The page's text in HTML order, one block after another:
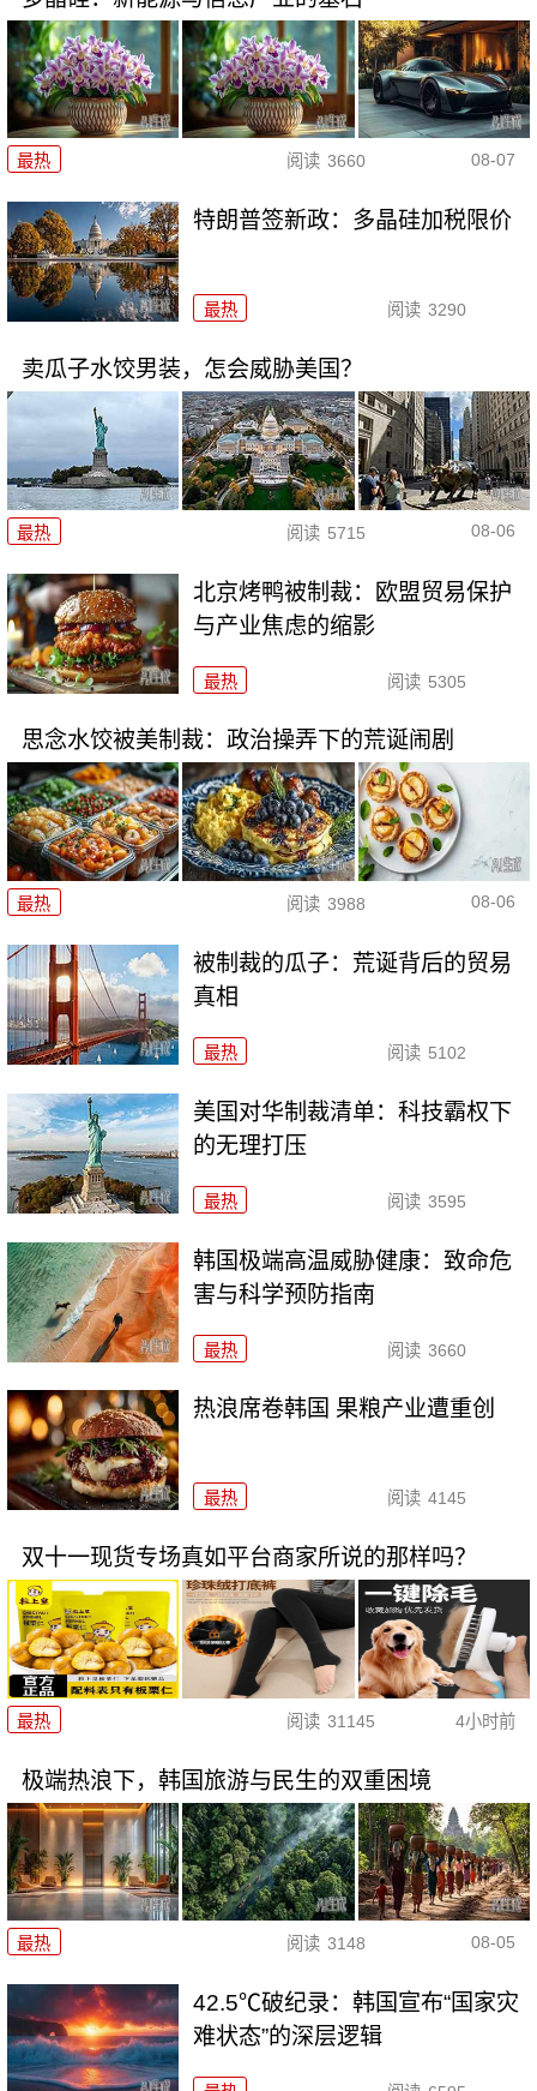
最热 阅读 3660 08-07
特朗普签新政：多晶硅加税限价
最热 阅读 3290
卖瓜子水饺男装，怎会威胁美国？
最热 阅读 5715 08-06
北京烤鸭被制裁：欧盟贸易保护
与产业焦虑的缩影
最热 阅读 5305
思念水饺被美制裁：政治操弄下的荒诞闹剧
最热 阅读 3988 08-06
被制裁的瓜子：荒诞背后的贸易
真相
最热 阅读 5102
美国对华制裁清单：科技霸权下
的无理打压
最热 阅读 3595
韩国极端高温威胁健康：致命危
害与科学预防指南
最热 阅读 3660
热浪席卷韩国 果粮产业遭重创
最热 阅读 4145
双十一现货专场真如平台商家所说的那样吗？
最热 阅读 31145 4小时前
极端热浪下，韩国旅游与民生的双重困境
最热 阅读 3148 08-05
42.5℃破纪录：韩国宣布“国家灾
难状态”的深层逻辑